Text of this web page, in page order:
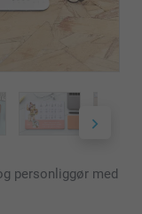
personliggør med